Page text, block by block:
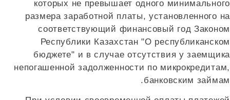
которых не превышает одного минимального
размера заработной платы, установленного на
соответствующий финансовый год Законом
Республики Казахстан "О республиканском
бюджете" и в случае отсутствия у заемщика
непогашенной задолженности по микрокредитам,
банковским займам.